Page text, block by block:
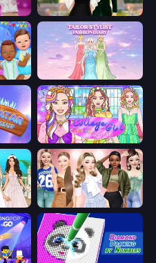
Fashion Challenge: Catwalk Run Valentine's Day Proposal
Tailor Stylist: Fashion Diary
College Girl Coloring Dress Up
Fashion Week 2025